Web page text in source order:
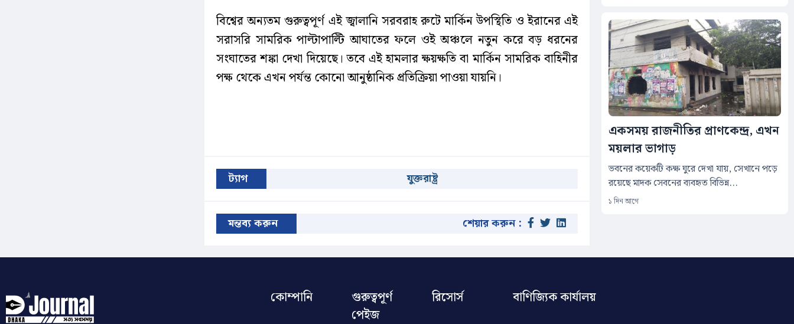
বিশ্বের অন্যতম গুরুত্বপূর্ণ এই জ্বালানি সরবরাহ রুটে মার্কিন উপস্থিতি ও ইরানের এই
সরাসরি সামরিক পাল্টাপাল্টি আঘাতের ফলে ওই অঞ্চলে নতুন করে বড় ধরনের
সংঘাতের শঙ্কা দেখা দিয়েছে। তবে এই হামলার ক্ষয়ক্ষতি বা মার্কিন সামরিক বাহিনীর
পক্ষ থেকে এখন পর্যন্ত কোনো আনুষ্ঠানিক প্রতিক্রিয়া পাওয়া যায়নি।
ট্যাগ যুক্তরাষ্ট্র
মন্তব্য করুন শেয়ার করুন :
একসময় রাজনীতির প্রাণকেন্দ্র, এখন
ময়লার ভাগাড়
ভবনের কয়েকটি কক্ষ ঘুরে দেখা যায়, সেখানে পড়ে
রয়েছে মাদক সেবনের ব্যবহৃত বিভিন্ন...
১ দিন আগে
কোম্পানি
গুরুত্বপূর্ণ
পেইজ
রিসোর্স বাণিজ্যিক কার্যালয়